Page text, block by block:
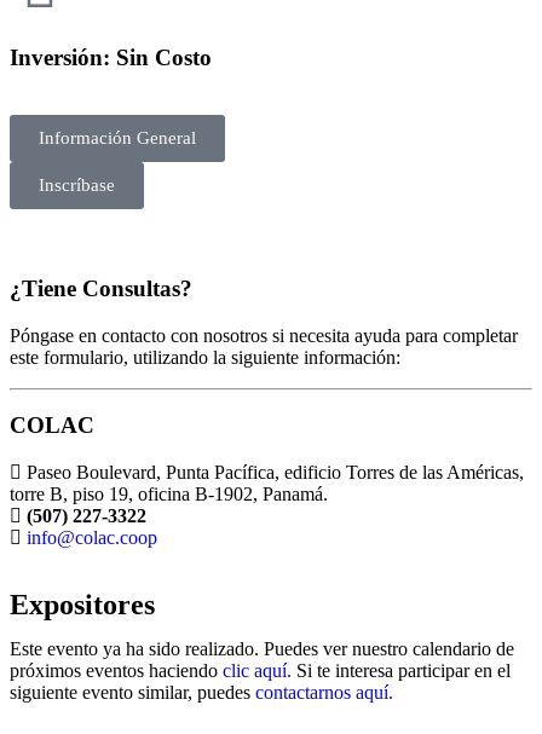
Inversión: Sin Costo
Información General
Inscríbase
¿Tiene Consultas?
Póngase en contacto con nosotros si necesita ayuda para completar
este formulario, utilizando la siguiente información:
COLAC
Paseo Boulevard, Punta Pacífica, edificio Torres de las Américas,
torre B, piso 19, oficina B-1902, Panamá.
(507) 227-3322
info@colac.coop
Expositores
Este evento ya ha sido realizado. Puedes ver nuestro calendario de
próximos eventos haciendo clic aquí. Si te interesa participar en el
siguiente evento similar, puedes contactarnos aquí.